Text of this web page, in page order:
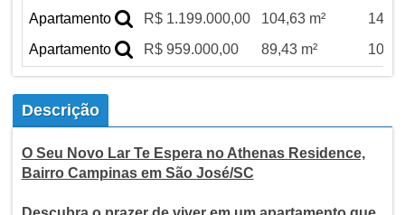
Apartamento
R$ 1.199.000,00 104,63 m²
140
Apartamento
R$ 959.000,00 89,43 m²
Descrição
O Seu Novo Lar Te Espera no Athenas Residence,
Bairro Campinas em São José/SC